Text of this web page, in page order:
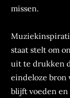
missen.
staat stelt om
uit te drukken
eindeloze bron
blijft voeden en